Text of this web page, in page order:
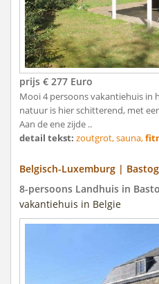
prijs € 277 Euro
Mooi 4 persoons vakantiehuis in
natuur is hier schitterend, met
Aan de ene zijde ..
detail tekst: zoutgrot, sauna,
Belgisch-Luxemburg |
8-persoons Landhuis in
vakantiehuis in Belgie